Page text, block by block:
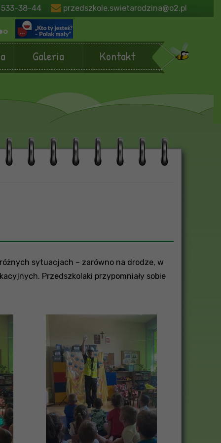
38-44 przedszkole.swietarodzina@o2.pl
Galeria Kontakt
sytuacjach – zarówno na drodze, w
Przedszkolaki przypomniały sobie